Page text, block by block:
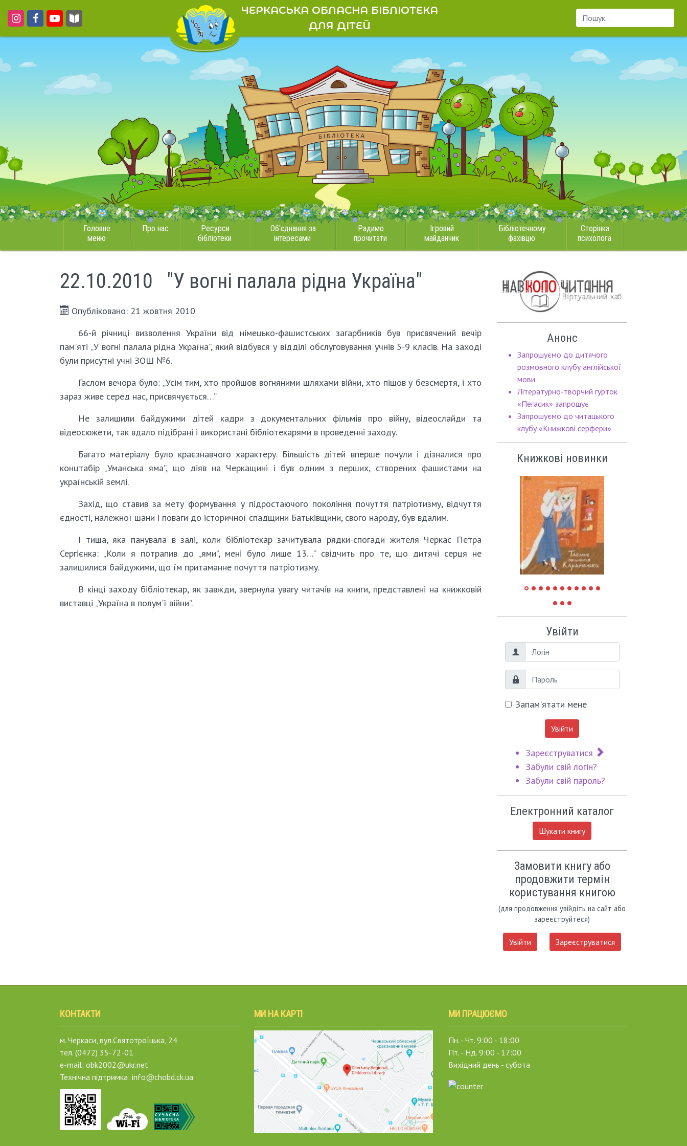
ЧЕРКАСЬКА ОБЛАСНА БІБЛІОТЕКА
ДЛЯ ДІТЕЙ
Пошук...
Головне
меню
Про нас
Ресурси
бібліотеки
Об'єднання за
інтересами
Радимо
прочитати
Ігровий
майданчик
Бібліотечному
фахівцю
Сторінка
психолога
22.10.2010 "У вогні палала рідна Україна"
Опубліковано: 21 жовтня 2010
66-й річниці визволення України від німецько-фашистських загарбників був присвячений вечір
пам'яті „У вогні палала рідна Україна”, який відбувся у відділі обслуговування учнів 5-9 класів. На заході
були присутні учні ЗОШ №6.
Гаслом вечора було: „Усім тим, хто пройшов вогняними шляхами війни, хто пішов у безсмертя, і хто
зараз живе серед нас, присвячується…”
Не залишили байдужими дітей кадри з документальних фільмів про війну, відеослайди та
відеосюжети, так вдало підібрані і використані бібліотекарями в проведенні заходу.
Багато матеріалу було краєзнавчого характеру. Більшість дітей вперше почули і дізналися про
концтабір „Уманська яма”, що діяв на Черкащині і був одним з перших, створених фашистами на
українській землі.
Захід, що ставив за мету формування у підростаючого покоління почуття патріотизму, відчуття
єдності, належної шани і поваги до історичної спадщини Батьківщини, свого народу, був вдалим.
І тиша, яка панувала в залі, коли бібліотекар зачитувала рядки-спогади жителя Черкас Петра
Сергієнка: „Коли я потрапив до „ями”, мені було лише 13…” свідчить про те, що дитячі серця не
залишилися байдужими, що їм притаманне почуття патріотизму.
В кінці заходу бібліотекар, як завжди, звернула увагу читачів на книги, представлені на книжковій
виставці „Україна в полум'ї війни”.
Анонс
Запрошуємо до дитячого
розмовного клубу англійської
мови
Літературно-творчий гурток
«Пегасик» запрошує
Запрошуємо до читацького
клубу «Книжкові серфери»
Книжкові новинки
Увійти
Логін
Пароль
Запам'ятати мене
Увійти
Зареєструватися
Забули свій логін?
Забули свій пароль?
Електронний каталог
Шукати книгу
Замовити книгу або
продовжити термін
користування книгою
(для продовження увійдіть на сайт або
зареєструйтеся)
Увійти Зареєструватися
КОНТАКТИ
м. Черкаси, вул.Святотроїцька, 24
тел. (0472) 35-72-01
e-mail: obk2002@ukr.net
Технічна підтримка: info@chobd.ck.ua
МИ НА КАРТІ МИ ПРАЦЮЄМО
Пн. - Чт. 9:00 - 18:00
Пт. - Нд. 9:00 - 17:00
Вихідний день - субота